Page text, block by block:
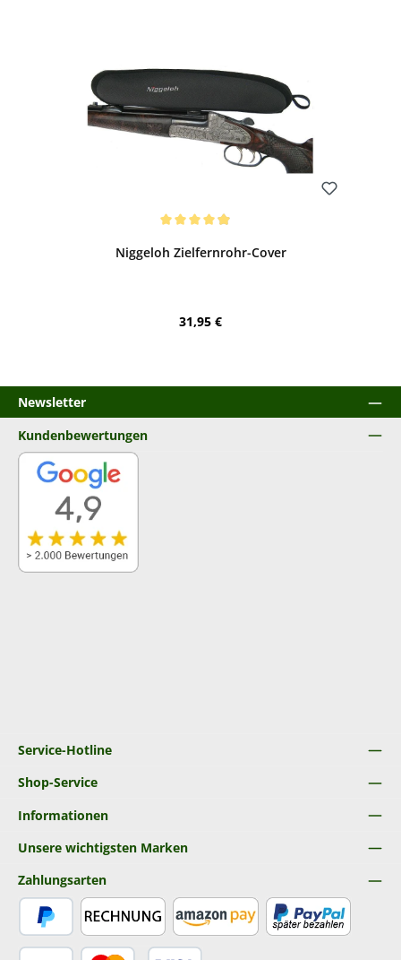
Niggeloh Zielfernrohr-Cover
Regulärer Preis:
31,95 €
Newsletter
Service-Hotline
Shop-Service
Informationen
Unsere wichtigsten Marken
Kundenbewertungen
Zahlungsarten